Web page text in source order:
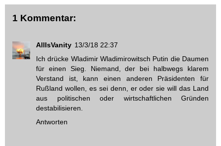
1 Kommentar:
AllIsVanity 13/3/18 22:37
Ich drücke Wladimir Wladimirowitsch Putin die Daumen
für einen Sieg. Niemand, der bei halbwegs klarem
Verstand ist, kann einen anderen Präsidenten für
Rußland wollen, es sei denn, er oder sie will das Land
aus politischen oder wirtschaftlichen Gründen
destabilisieren.
Antworten